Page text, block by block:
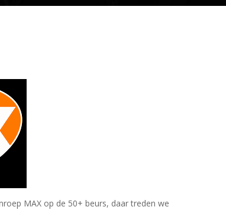
MAX op de 50+ beurs, daar treden we